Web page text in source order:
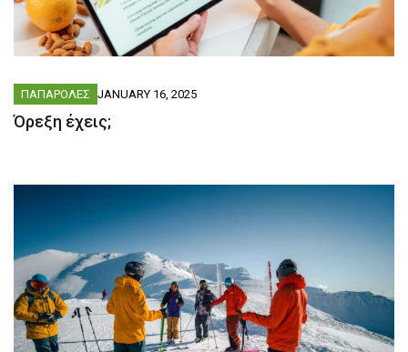
ΠΑΠΑΡΟΛΕΣ JANUARY 16, 2025
Όρεξη έχεις;